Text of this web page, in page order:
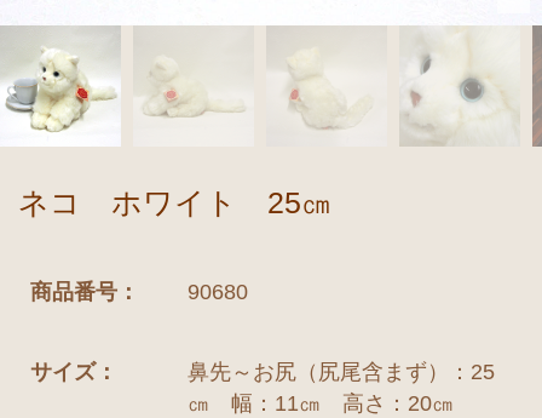
ネコ ホワイト 25㎝
商品番号： 90680
サイズ：
鼻先～お尻（尻尾含まず）：25
㎝ 幅：11㎝ 高さ：20㎝